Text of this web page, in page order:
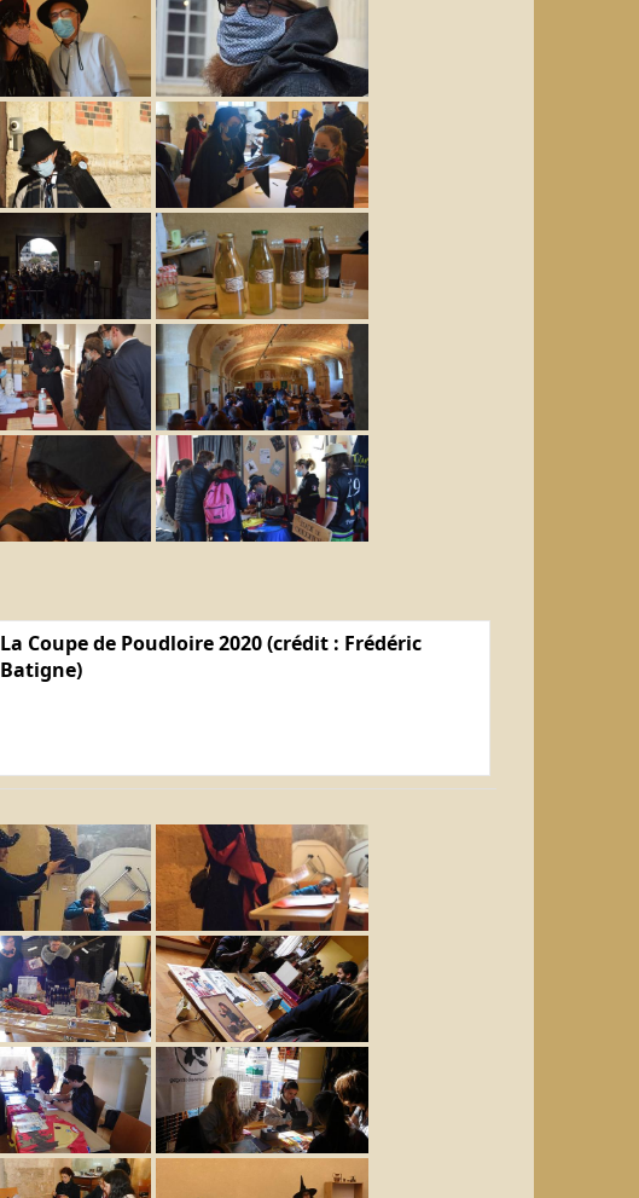
La Coupe de Poudloire 2020 (crédit : Frédéric
Batigne)